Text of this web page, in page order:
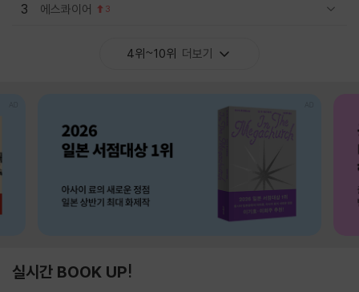
3 에스콰이어 3
4위~10위 더보기
실시간 BOOK UP!